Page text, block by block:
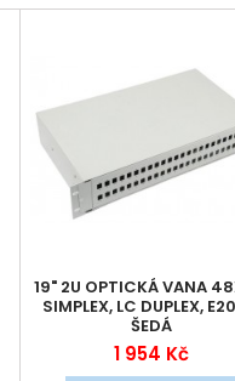
19" 2U OPTICKÁ VANA
SIMPLEX, LC DUPLEX,
ŠEDÁ
1 954 Kč